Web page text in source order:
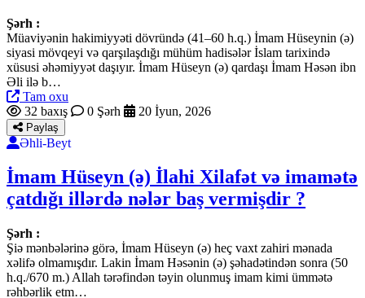
Şərh :
Müaviyənin hakimiyyəti dövründə (41–60 h.q.) İmam Hüseynin (ə)
siyasi mövqeyi və qarşılaşdığı mühüm hadisələr İslam tarixində
xüsusi əhəmiyyət daşıyır. İmam Hüseyn (ə) qardaşı İmam Həsən ibn
Əli ilə b…
Tam oxu
32 baxış
0 Şərh 20 İyun, 2026
Paylaş
Əhli-Beyt
İmam Hüseyn (ə) İlahi Xilafət və imamətə
çatdığı illərdə nələr baş vermişdir ?
Şərh :
Şiə mənbələrinə görə, İmam Hüseyn (ə) heç vaxt zahiri mənada
xəlifə olmamışdır. Lakin İmam Həsənin (ə) şəhadətindən sonra (50
h.q./670 m.) Allah tərəfindən təyin olunmuş imam kimi ümmətə
rəhbərlik etm…